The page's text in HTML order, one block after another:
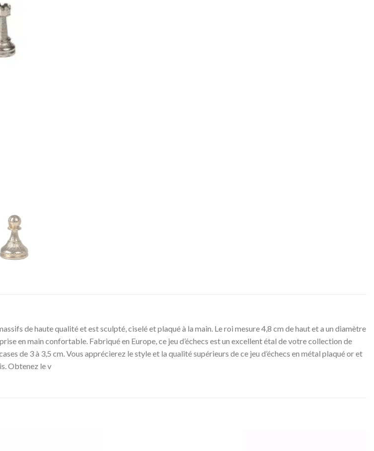
de haute qualité et est sculpté, ciselé et plaqué à la main. Le roi mesure 4,8 cm de haut et a un diamètre
en main confortable. Fabriqué en Europe, ce jeu d’échecs est un excellent étal de votre collection de
de 3 à 3,5 cm. Vous apprécierez le style et la qualité supérieurs de ce jeu d’échecs en métal plaqué or et
Obtenez le v